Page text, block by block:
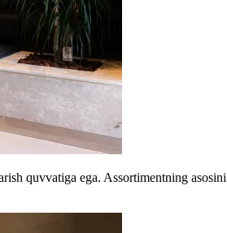
quvvatiga ega. Assortimentning